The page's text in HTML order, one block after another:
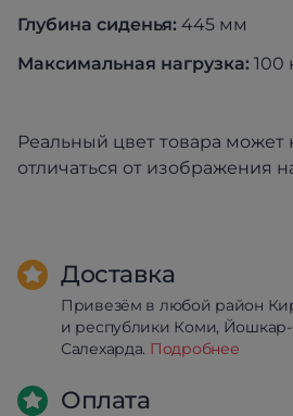
Глубина сиденья: 445 мм
Максимальная нагрузка: 100
Реальный цвет товара может
отличаться от изображения
Доставка
Привезём в любой район
и республики Коми,
Салехарда. Подробнее
Оплата